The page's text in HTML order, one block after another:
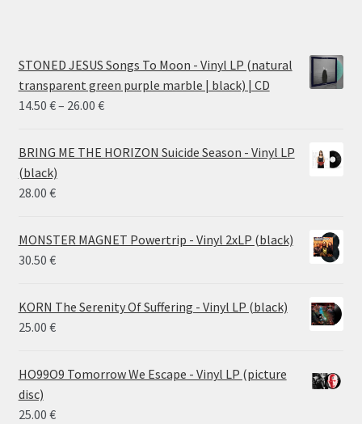
STONED JESUS Songs To Moon - Vinyl LP (natural
transparent green purple marble | black) | CD
14.50 €– 26.00 €Price
14.50 €
BRING ME THE HORIZON Suicide Season - Vinyl LP
(black)
28.00 €
MONSTER MAGNET Powertrip - Vinyl 2xLP (black)
30.50 €
KORN The Serenity Of Suffering - Vinyl LP (black)
25.00 €
HO99O9 Tomorrow We Escape - Vinyl LP (picture
disc)
25.00 €